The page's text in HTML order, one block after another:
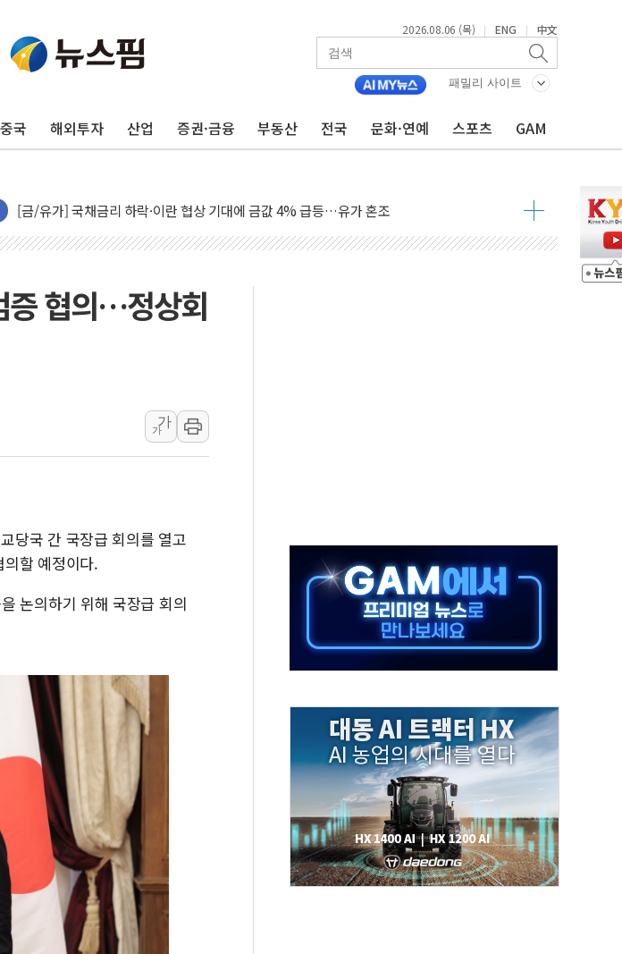
2026.08.06 (목) | ENG | 中文
패밀리 사이트
국 해외투자 산업 증권·금융 부동산 전국 문화·연예 스포츠 GAM
"곤드레도 AI로 판다"…성신여대, 영월 소상공인 디지털 전환 나선다
공개 사의 정성호에 "잘 버티라" 만류한 李대통령…"형소법 보완 방법 찾아달라" 주문도
[장욱희의 중장년 취업에세이] 여성 근로자, 육아로 경력 단절…기업 인재 전략 재정립 필요
[오늘날씨] 한낮 39도 폭염 계속…전북·제주 비소식
"서울 외곽 국민평형 월세 200↑"...치솟는 월세, 수도권 집값 자극 우려
롯데하이마트, 8월에도 LG가전 최대 700만원 할인
[채권/외환] 미 국채금리·달러 동반 하락…유가 안정에 9월 금리 인상 기대 '후퇴'
뉴욕증시, 혼조 마감…'사상 최고' 다우지수 5거래일 연속 랠리
[오늘의 국회일정] 세미나·기자회견·주요 정당 - 8월 6일
[오늘의 정치일정] 8월 6일(목)
이란 "美 추가 공격 시 걸프국 에너지시설 타격" 초강수
이란, 오만과 호르무즈 항로 합의…재개방 협상 '속도'
유럽증시, 숨가쁘게 진행되는 중동 상황 주목하며 보합세 마감… 유가도 큰 변동 없어
증 협의…정상회
가
가
당국 간 국장급 회의를 열고
할 예정이다.
논의하기 위해 국장급 회의